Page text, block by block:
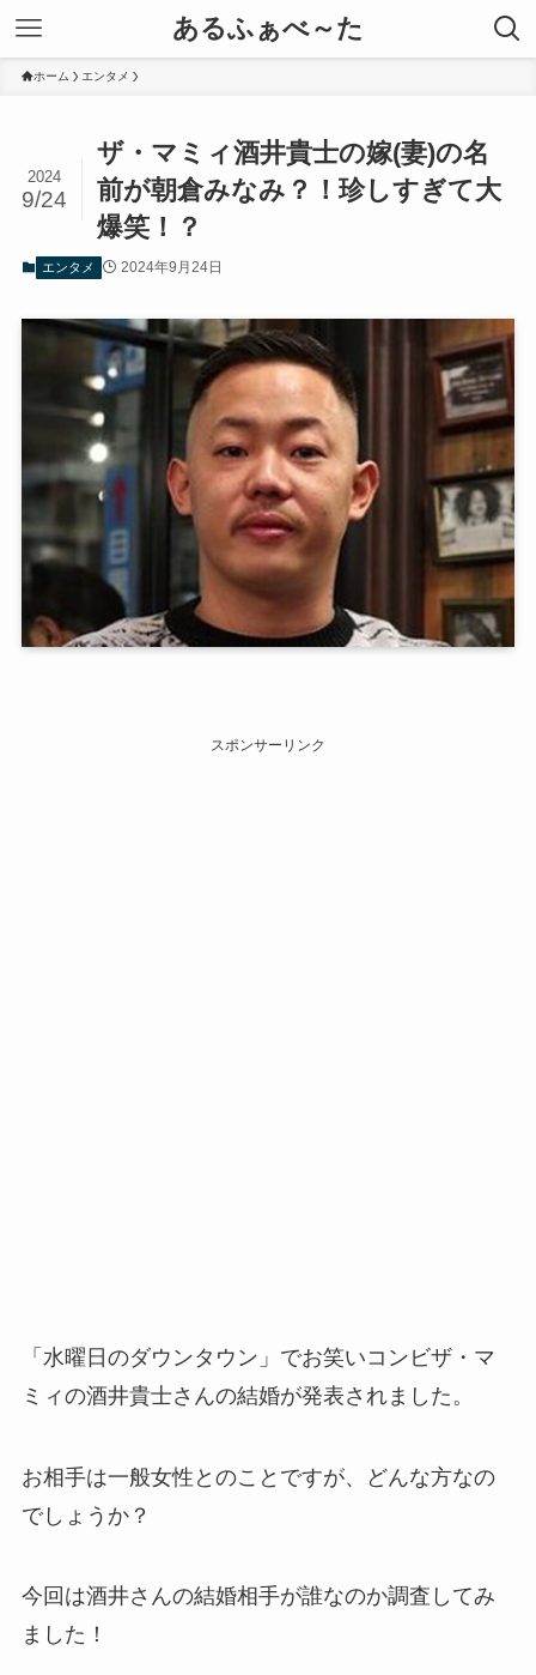
あるふぁべ～た
ホーム エンタメ
ザ・マミィ酒井貴士の嫁(妻)の名
前が朝倉みなみ？！珍しすぎて大
爆笑！？
2024
9/24
エンタメ 2024年9月24日
スポンサーリンク
「水曜日のダウンタウン」でお笑いコンビザ・マ
ミィの酒井貴士さんの結婚が発表されました。
お相手は一般女性とのことですが、どんな方なの
でしょうか？
今回は酒井さんの結婚相手が誰なのか調査してみ
ました！